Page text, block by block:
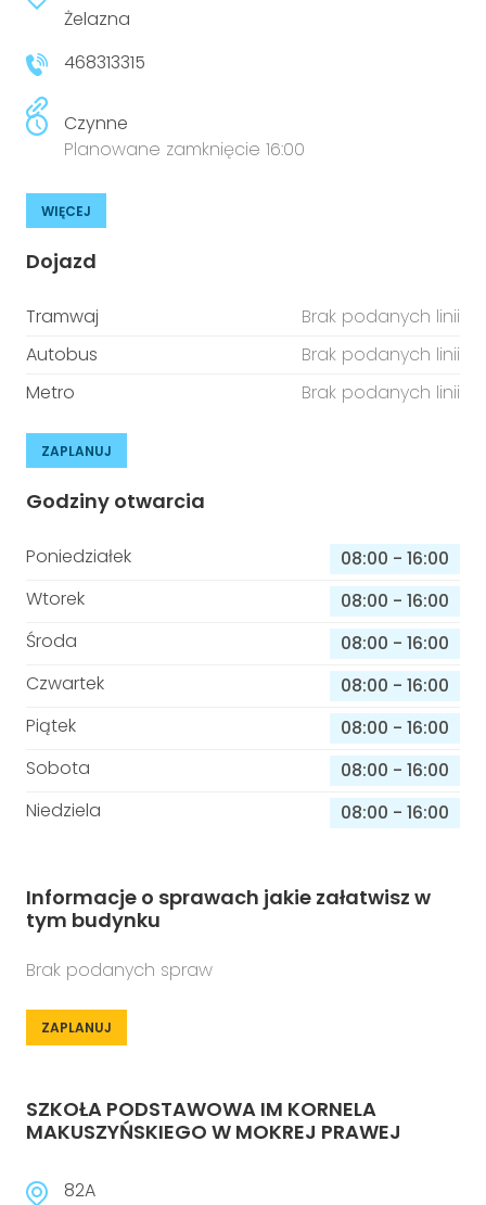
niepełnosprawnościami
Prawo
Prawa osób z niepełnosprawnościami
Urządzenia IoT
Żelazna
468313315
Czynne
Planowane zamknięcie 16:00
WIĘCEJ
Dojazd
Tramwaj
Brak podanych linii
Autobus
Brak podanych linii
Metro
Brak podanych linii
ZAPLANUJ
Godziny otwarcia
Poniedziałek 08:00 - 16:00
Wtorek
08:00 - 16:00
Środa
08:00 - 16:00
Czwartek
08:00 - 16:00
Piątek
08:00 - 16:00
Sobota
08:00 - 16:00
Niedziela
08:00 - 16:00
Informacje o sprawach jakie załatwisz w
tym budynku
Brak podanych spraw
ZAPLANUJ
SZKOŁA PODSTAWOWA IM KORNELA
MAKUSZYŃSKIEGO W MOKREJ PRAWEJ
82A